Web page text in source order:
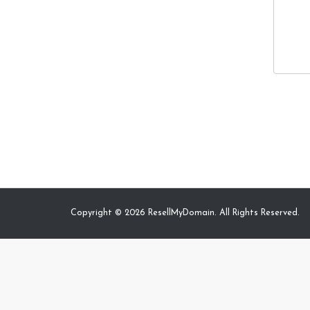
Copyright © 2026 ResellMyDomain. All Rights Reserved.